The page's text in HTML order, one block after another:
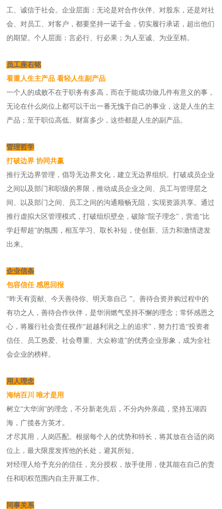
工、诚信于社会。企业层面：无论是对合作伙伴、对股东，还是对社
会、对员工、对客户，都要坚持一诺千金，切实履行承诺，超出他们
的期望。个人层面：言必行、行必果；为人至诚、为业至精。
员工座右铭
看重人生主产品 看轻人生副产品
一个人的成败不在于职务有多高，而在于能成功做几件有意义的事，
无论在什么岗位上都可以干出一番无愧于自己的事业，这是人生的主
产品；至于职位高低、财富多少，这些都是人生的副产品。
管理哲学
打破边界 协同共赢
推行无边界管理，倡导无边界文化，建立无边界组织。打破成员企业
之间以及部门和职级的界限，推动成员企业之间、员工与管理层之
间、以及部门之间、员工之间的沟通顺畅无阻，实现资源共享。通过
推行虚拟大区管理模式，打破组织壁垒，破除“院子理念”，营造“比
学赶帮超”的氛围，相互学习、取长补短，使创新、活力和激情迸发
出来。
企业信条
包容信任 感恩回报
“昨天有贡献、今天善待你、明天靠自己 ”。善待合资并购过程中的
有功之人，善待合作伙伴，是华润燃气坚持不懈的理念；常怀感恩之
心，将履行社会责任视作“超越利润之上的追求”，努力打造“投资者
信任、员工热爱、社会尊重、大众称道”的优秀企业形象，成为全社
会企业的榜样。
用人理念
海纳百川 唯才是用
树立“大华润”的理念，不分新老先后，不分内外亲疏，坚持五湖四
海，广揽各方英才。
才尽其用，人岗匹配。根据每个人的优势和特长，将其放在合适的岗
位上，最大限度发挥他的长处，避其所短。
对经理人给予充分的信任，充分授权，放手使用，使其能在自己的责
任和职权范围内自主开展工作。
同事关系